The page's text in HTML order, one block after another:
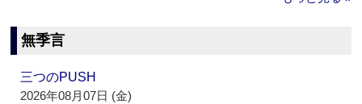
無季言
三つのPUSH
2026年08月07日 (金)